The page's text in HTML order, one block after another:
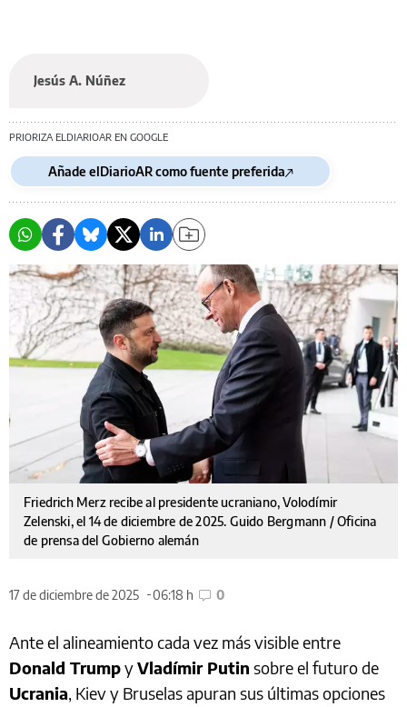
Jesús A. Núñez
PRIORIZA ELDIARIOAR EN GOOGLE
Añade elDiarioAR como fuente preferida
Friedrich Merz recibe al presidente ucraniano, Volodímir
Zelenski, el 14 de diciembre de 2025. Guido Bergmann / Oficina
de prensa del Gobierno alemán
17 de diciembre de 2025 06:18 h 0
Ante el alineamiento cada vez más visible entre
Donald TrumpyVladímir Putin sobre el futuro de
Ucrania, Kiev y Bruselas apuran sus últimas opciones